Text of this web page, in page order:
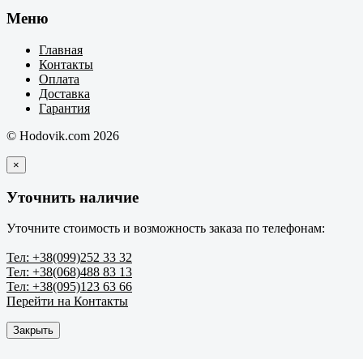
Меню
Главная
Контакты
Оплата
Доставка
Гарантия
© Hodovik.com 2026
×
Уточнить наличие
Уточните стоимость и возможность заказа по телефонам:
Тел: +38(099)252 33 32
Тел: +38(068)488 83 13
Тел: +38(095)123 63 66
Перейти на Контакты
Закрыть